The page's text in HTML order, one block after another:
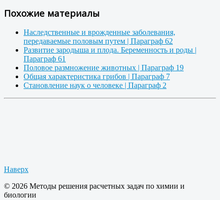
Похожие материалы
Наследственные и врожденные заболевания,
передаваемые половым путем | Параграф 62
Развитие зародыша и плода. Беременность и роды |
Параграф 61
Половое размножение животных | Параграф 19
Общая характеристика грибов | Параграф 7
Становление наук о человеке | Параграф 2
Наверх
© 2026 Методы решения расчетных задач по химии и
биологии